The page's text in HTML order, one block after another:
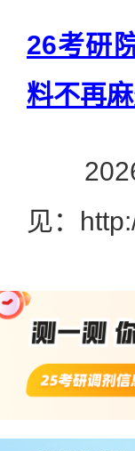
26考研
料不再
2026
见：